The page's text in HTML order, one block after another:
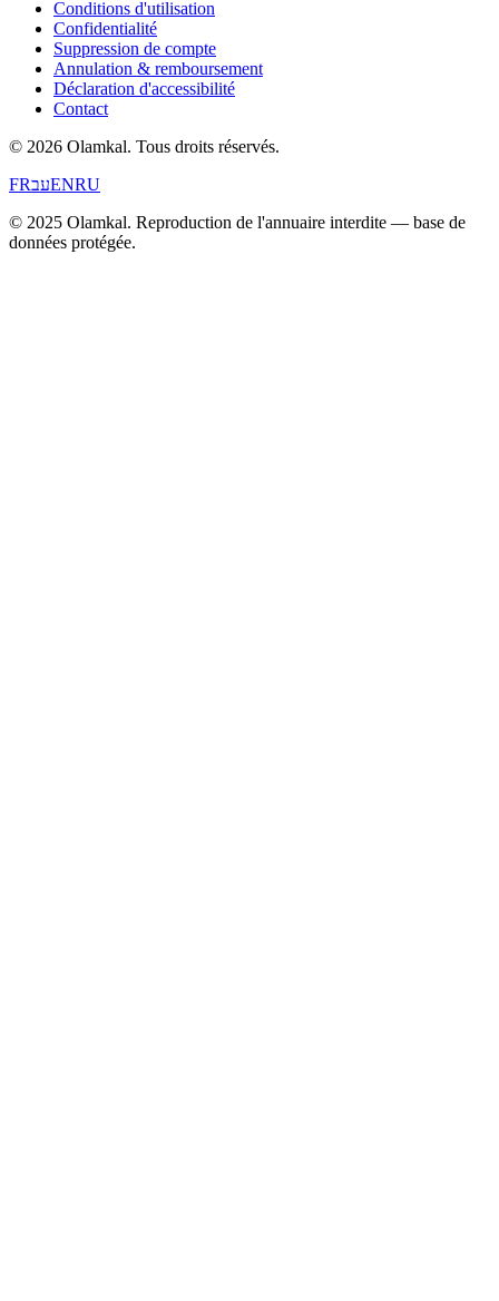
Conditions d'utilisation
Confidentialité
Suppression de compte
Annulation & remboursement
Déclaration d'accessibilité
Contact
© 2026 Olamkal. Tous droits réservés.
FRעבENRU
© 2025 Olamkal. Reproduction de l'annuaire interdite — base de
données protégée.